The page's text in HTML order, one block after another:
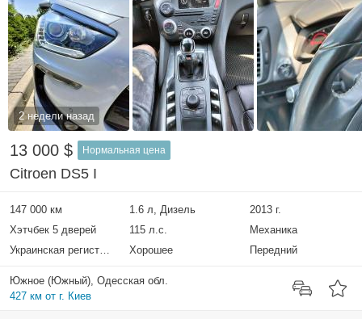
2 недели назад
13 000 $ Нормальная цена
Citroen DS5 I
147 000 км 1.6 л, Дизель
2013 г.
Хэтчбек 5 дверей
115 л.с.
Механика
Украинская регистрация
Хорошее Передний
Южное (Южный), Одесская обл.
427 км от г. Киев